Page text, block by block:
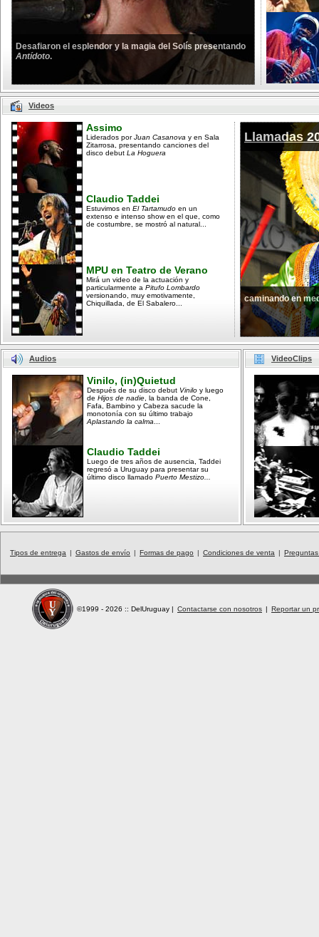
Desafiaron el esplendor y la magia del Solís presentando
Antídoto.
Videos
Assimo
Liderados porJuan Casanova y en Sala
Zitarrosa, presentando canciones del
disco debut La Hoguera
Claudio Taddei
Estuvimos en El Tartamudo en un
extenso e intenso show en el que, como
de costumbre, se mostró al natural...
MPU en Teatro de Verano
Mirá un video de la actuación y
particularmente a Pitufo Lombardo
versionando, muy emotivamente,
Chiquillada, de El Sabalero...
Llamadas
caminando en
Audios
Vinilo, (in)Quietud
Después de su disco debut Vinilo y luego
de Hijos de nadie , la banda de Cone,
Fafa, Bambino y Cabeza sacude la
monotonía con su último trabajo
Aplastando la calma
Claudio Taddei
Luego de tres años de ausencia, Taddei
regresó a Uruguay para presentar su
último disco llamado Puerto Mestizo...
VideoClips
Tipos de entrega | Gastos de envío | Formas de pago | Condiciones de venta |
©1999 - 2026 :: DelUruguay | Contactarse con nosotros | Reportar un